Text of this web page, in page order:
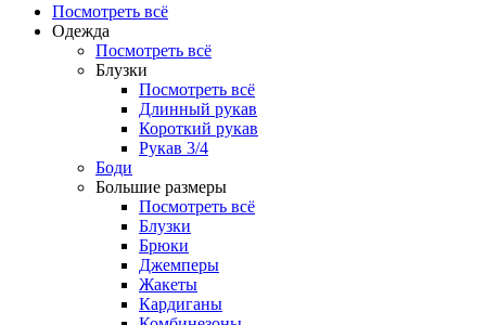
Посмотреть всё
Одежда
Посмотреть всё
Блузки
Посмотреть всё
Длинный рукав
Короткий рукав
Рукав 3/4
Боди
Большие размеры
Посмотреть всё
Блузки
Брюки
Джемперы
Жакеты
Кардиганы